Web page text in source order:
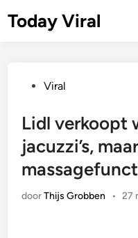
naar
Today Viral
Geplaatst
Viral
Lidl verkoopt
jacuzzi’s,
doorThijs Grobben • 27